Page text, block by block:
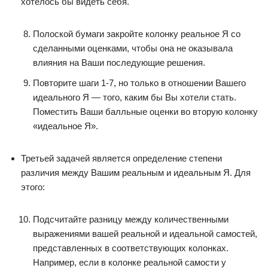
Полоской бумаги закройте колонку реальное Я со
сделанными оценками, чтобы она не оказывала
влияния на Ваши последующие решения.
Повторите шаги 1-7, но только в отношении Вашего
идеального Я — того, каким бы Вы хотели стать.
Поместить Ваши балльные оценки во вторую колонку
«идеальное Я».
Третьей задачей является определение степени
различия между Вашим реальным и идеальным Я. Для
этого:
Подсчитайте разницу между количественными
выражениями вашей реальной и идеальной самостей,
представленных в соответствующих колонках.
Например, если в колонке реальной самости у